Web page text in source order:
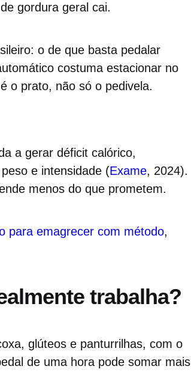
gordura geral cai.
o de que basta pedalar
costuma estacionar no
o prato, não só o pedivela.
a gerar déficit calórico,
e intensidade (Exame, 2024).
menos do que prometem.
para emagrecer com método,
trabalha?
glúteos e panturrilhas, com o
de uma hora pode somar mais